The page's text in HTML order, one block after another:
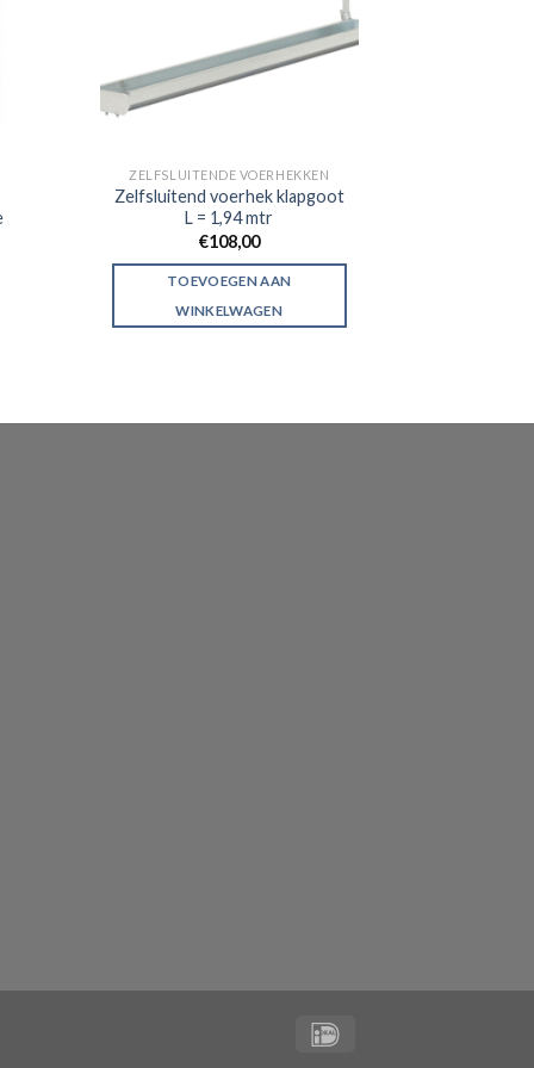
ZELFSLUITENDE VOERHEKKEN
Zelfsluitend voerhek klapgoot
L = 1,94 mtr
€108,00
TOEVOEGEN AAN
WINKELWAGEN